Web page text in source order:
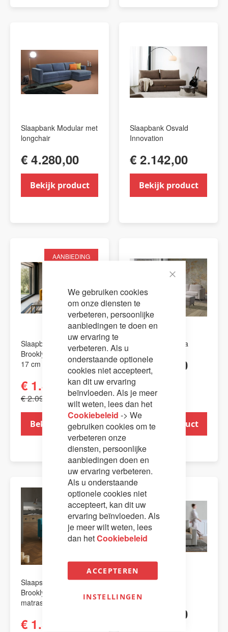
Close
Cookie
We gebruiken cookies
om onze diensten te
verbeteren, persoonlijke
aanbiedingen te doen en
uw ervaring te
verbeteren. Als u
onderstaande optionele
cookies niet accepteert,
kan dit uw ervaring
beïnvloeden. Als je meer
wilt weten, lees dan het
Cookiebeleid -> We
gebruiken cookies om te
verbeteren onze
diensten, persoonlijke
aanbiedingen doen en
uw ervaring verbeteren.
Als u onderstaande
optionele cookies niet
accepteert, kan dit uw
ervaring beïnvloeden. Als
je meer wilt weten, lees
dan hetCookiebeleid
ACCEPTEREN
INSTELLINGEN
Slaapbank Modular met
longchair
€ 4.280,00
Bekijk product
Slaapbank Osvald
Innovation
€ 2.142,00
Bekijk product
AANBIEDING
Slaapbank Bedbank
Brooklyn / matrasdikte
17 cm
€ 1.895,00
€ 2.095,00
Bekijk product
Slaapbank Astoria
€ 2.599,00
Bekijk product
AANBIEDING
Slaapstoel - bedstoel
Brooklyn 17cm
matrasdikte
€ 1.599,00
Slaapbank Neah
Innovation
€ 1.953,00